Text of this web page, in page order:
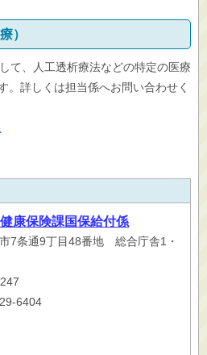
）
て、人工透析療法などの特定の医療
。詳しくは担当係へお問い合わせく
康保険課国保給付係
7条通9丁目48番地 総合庁舎1・
6404